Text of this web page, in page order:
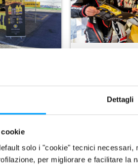
Dettagli
solo i "cookie" tecnici
per migliorare e facilitare la